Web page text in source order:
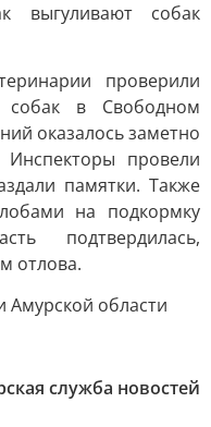
выгуливают собак
проверили
собак в Свободном
оказалось заметно
провели
памятки. Также
на подкормку
подтвердилась,
отлова.
Амурской области
служба новостей